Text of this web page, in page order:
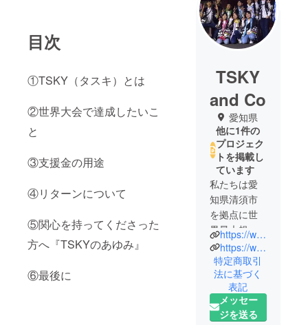
目次
①TSKY（タスキ）とは
②世界大会で達成したいこ
と
③支援金の用途
④リターンについて
⑤関心を持ってくださった
方へ『TSKYのあゆみ』
⑥最後に
TSKY
and Co
愛知県
他に1件の
プロジェク
トを掲載し
ています
私たちは愛
知県清須市
を拠点に世
界最大規模
のロボット
競技会
ファース
ト・レゴ・
リーグに参
加するチー
https://www.instagram.com/tsky__shenron/?hl=ja
https://www.youtube.com/channel/UC2-Sb2GkNtPLwyr_S4cNtnw
特定商取引
法に基づく
表記
メッセー
ジを送る